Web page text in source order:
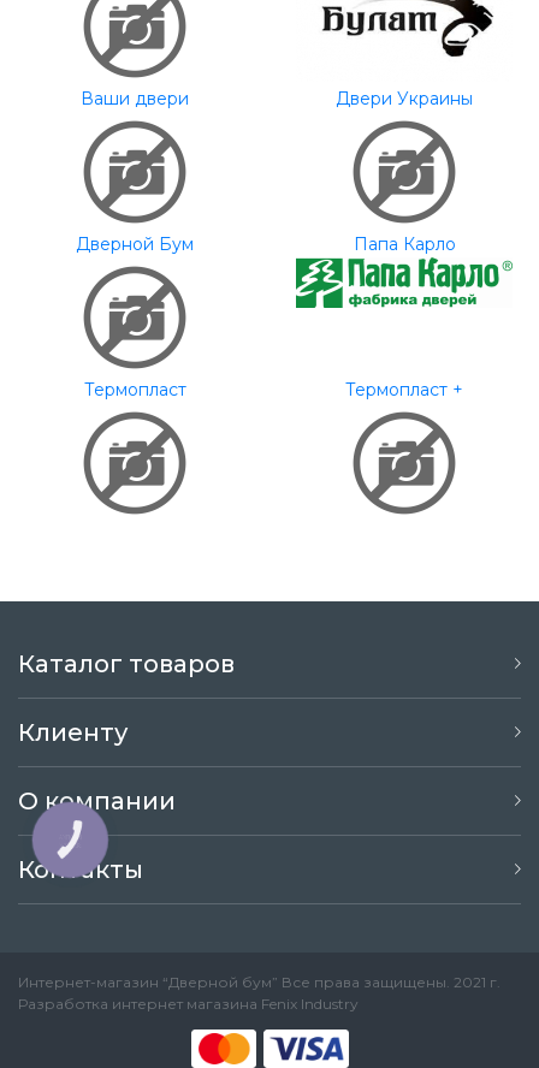
Ваши двери Двери Украины
Дверной Бум Папа Карло
Термопласт Термопласт +
Каталог товаров
Клиенту
О компании
Контакты
Интернет-магазин “Дверной бум” Все права защищены. 2021 г.
Разработка интернет магазина Fenix Industry
КНОПКА
ЗВ'ЯЗКУ